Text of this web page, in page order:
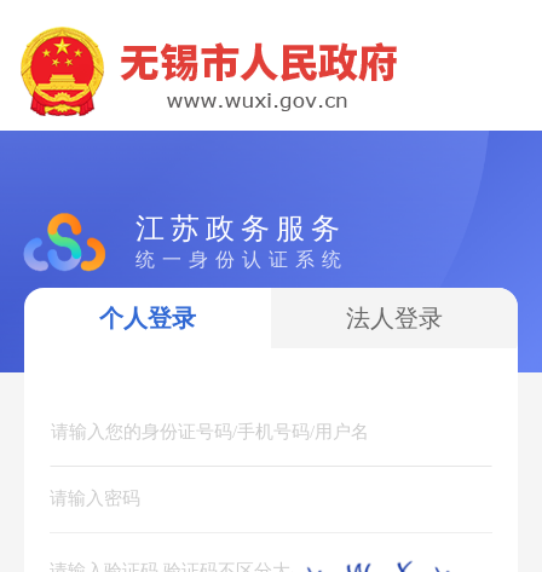
江苏政务服务
统一身份认证系统
个人登录 法人登录